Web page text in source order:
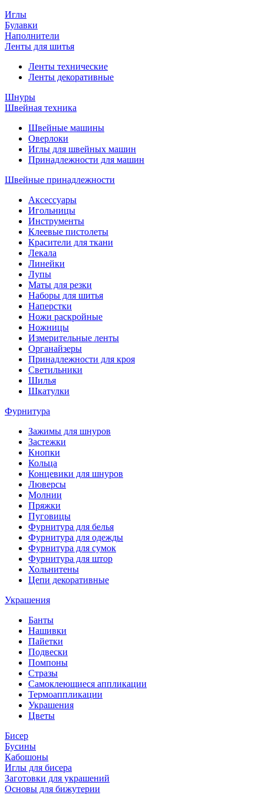
Иглы
Булавки
Наполнители
Ленты для шитья
Ленты технические
Ленты декоративные
Шнуры
Швейная техника
Швейные машины
Оверлоки
Иглы для швейных машин
Принадлежности для машин
Швейные принадлежности
Аксессуары
Игольницы
Инструменты
Клеевые пистолеты
Красители для ткани
Лекала
Линейки
Лупы
Маты для резки
Наборы для шитья
Наперстки
Ножи раскройные
Ножницы
Измерительные ленты
Органайзеры
Принадлежности для кроя
Светильники
Шилья
Шкатулки
Фурнитура
Зажимы для шнуров
Застежки
Кнопки
Кольца
Концевики для шнуров
Люверсы
Молнии
Пряжки
Пуговицы
Фурнитура для белья
Фурнитура для одежды
Фурнитура для сумок
Фурнитура для штор
Хольнитены
Цепи декоративные
Украшения
Банты
Нашивки
Пайетки
Подвески
Помпоны
Стразы
Самоклеющиеся аппликации
Термоаппликации
Украшения
Цветы
Бисер
Бусины
Кабошоны
Иглы для бисера
Заготовки для украшений
Основы для бижутерии